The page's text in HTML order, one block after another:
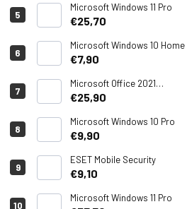
Microsoft Windows 11 Pro
€25,70
Microsoft Windows 10 Home
€7,90
Microsoft Office 2021
Professional Plus
€25,90
Microsoft Windows 10 Pro
€9,90
ESET Mobile Security
€9,10
Microsoft Windows 11 Pro